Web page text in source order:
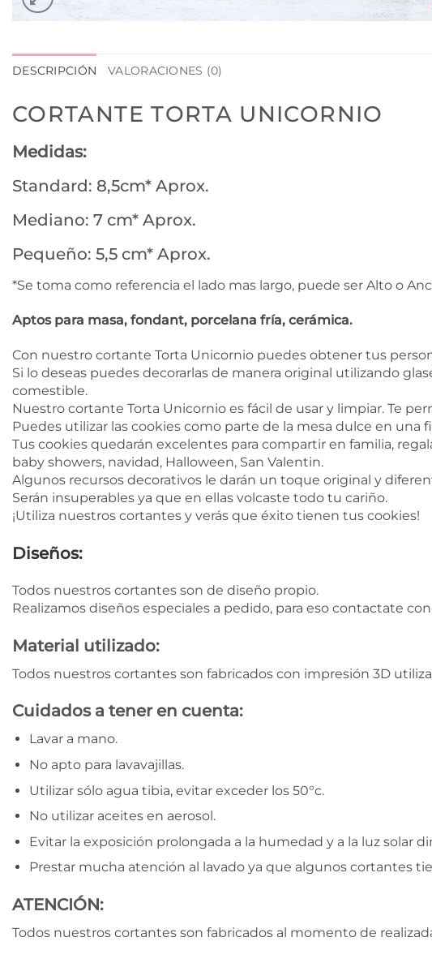
DESCRIPCIÓN VALORACIONES (0)
CORTANTE TORTA UNICORNIO
Medidas:
Standard: 8,5cm* Aprox.
Mediano: 7 cm* Aprox.
Pequeño: 5,5 cm* Aprox.
*Se toma como referencia el lado mas largo, puede ser Alto o
Aptos para masa, fondant, porcelana fría, cerámica.
Con nuestro cortante Torta Unicornio puedes obtener tus
Si lo deseas puedes decorarlas de manera original utilizando
comestible.
Nuestro cortante Torta Unicornio es fácil de usar y limpiar. Te
Puedes utilizar las cookies como parte de la mesa dulce en una
Tus cookies quedarán excelentes para compartir en familia,
baby showers, navidad, Halloween, San Valentin.
Algunos recursos decorativos le darán un toque original y
Serán insuperables ya que en ellas volcaste todo tu cariño.
¡Utiliza nuestros cortantes y verás que éxito tienen tus cookies!
Diseños:
Todos nuestros cortantes son de diseño propio.
Realizamos diseños especiales a pedido, para eso contactate
Material utilizado:
Todos nuestros cortantes son fabricados con impresión 3D
Cuidados a tener en cuenta:
Lavar a mano.
No apto para lavavajillas.
Utilizar sólo agua tibia, evitar exceder los 50°c.
No utilizar aceites en aerosol.
Evitar la exposición prolongada a la humedad y a la luz solar
Prestar mucha atención al lavado ya que algunos cortantes
ATENCIÓN:
Todos nuestros cortantes son fabricados al momento de